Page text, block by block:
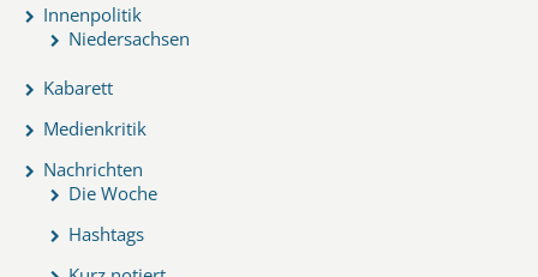
Innenpolitik
Niedersachsen
Kabarett
Medienkritik
Nachrichten
Die Woche
Hashtags